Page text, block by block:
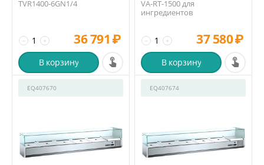
TVR1400-6GN1/4
+
− 36 791 ₽
В корзину
VA-RT-1500 для
ингредиентов
+
− 37 580₽
В корзину
EQ407670 EQ407674